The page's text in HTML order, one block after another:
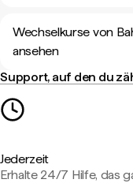
Wechselkurse von
ansehen
Support, auf den du
Jederzeit
Erhalte 24/7 Hilfe, das